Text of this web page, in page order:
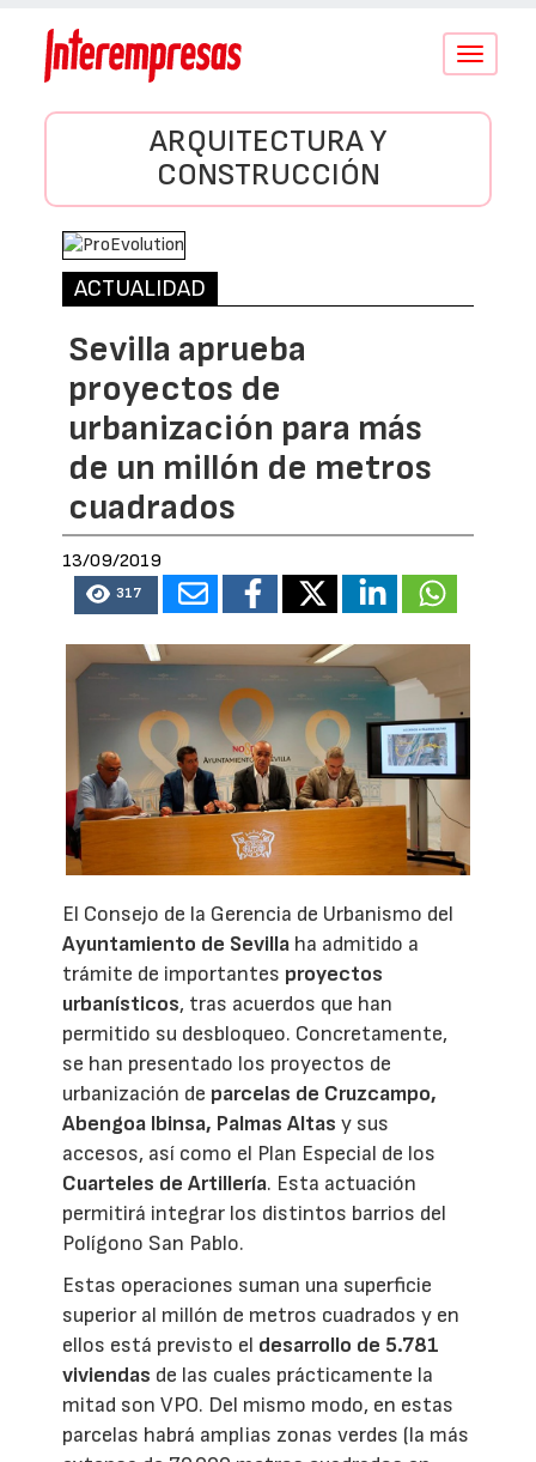
Conmutar
ARQUITECTURA Y
CONSTRUCCIÓN
ACTUALIDAD
Sevilla aprueba
proyectos de
urbanización para más
de un millón de metros
cuadrados
13/09/2019
317
El Consejo de la Gerencia de Urbanismo del
Ayuntamiento de Sevilla ha admitido a
trámite de importantes proyectos
urbanísticos, tras acuerdos que han
permitido su desbloqueo. Concretamente,
se han presentado los proyectos de
urbanización de parcelas de Cruzcampo,
Abengoa Ibinsa, Palmas Altas y sus
accesos, así como el Plan Especial de los
Cuarteles de Artillería. Esta actuación
permitirá integrar los distintos barrios del
Polígono San Pablo.
Estas operaciones suman una superficie
superior al millón de metros cuadrados y en
ellos está previsto el desarrollo de 5.781
viviendas de las cuales prácticamente la
mitad son VPO. Del mismo modo, en estas
parcelas habrá amplias zonas verdes (la más